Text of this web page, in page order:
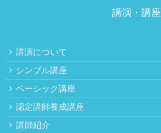
講演・講座
講演について
シンプル講座
ベーシック講座
認定講師養成講座
講師紹介